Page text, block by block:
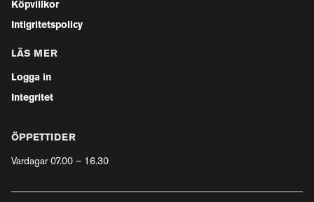
Köpvillkor
Intigritetspolicy
LÄS MER
Logga in
Integritet
ÖPPETTIDER
Vardagar 07.00 – 16.30